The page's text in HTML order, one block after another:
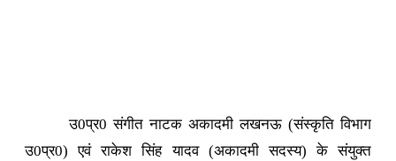
उ0प्र0 संगीत नाटक अकादमी लखनऊ (संस्कृति विभाग
उ0प्र0) एवं राकेश सिंह यादव (अकादमी सदस्य) के संयुक्त